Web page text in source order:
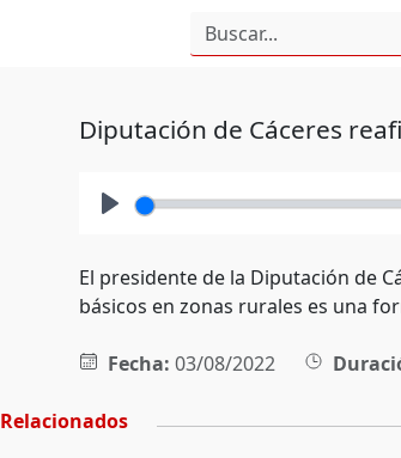
Diputación de Cáceres
El presidente de la Diputación de
básicos en zonas rurales es una
Fecha: 03/08/2022
Relacionados